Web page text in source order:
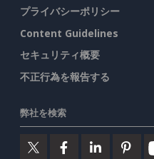
プライバシーポリシー
Content Guidelines
セキュリティ概要
不正行為を報告する
弊社を検索